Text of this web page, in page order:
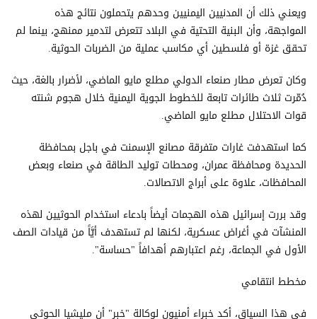
ويعني ذلك أن المدنيين اليمنيين وحدهم يتحملون نتائج هذه
المواجهة، وأن البنية التحتية في البلاد تتعرض لتدمير ممنهج، بينما لم
تحقق غزة أو فلسطين أي مكاسب عملية من الضربات الحوثية.
وكان تعرض مطار صنعاء الدولي مطلع مايو الماضي، لأضرار بالغة، حيث
دُمّرت ثلاث طائرات تابعة للخطوط الجوية اليمنية خلال هجوم شنته
قوات الاحتلال مطلع مايو الماضي.
كما استهدفت غارات متفرقة مصانع الإسمنت في باجل بمحافظة
الحديدة ومحافظة عمران، ومحطات توليد الطاقة في صنعاء وبعض
المحافظات، علاوة على أبراج الاتصالات.
وقد بررت إسرائيل هذه الهجمات أيضاً بادعاء استخدام الحوثيين لهذه
المنشآت في أغراض عسكرية، لكنها لم تستهدف أيَّاً من قيادات الصف
الأول في الجماعة، رغم اعتبارهم أهدافاً "حساسة".
مخطط انتقامي
في هذا السياق، أكد خبراء أمنيون لوكالة "خبر" أن مليشيا الحوثي